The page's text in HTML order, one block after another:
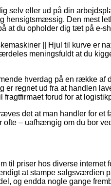
selv eller ud på din
hensigtsmæssig. Den mest
at du opholder dig tæt på e-
|| Hjul til kurve er
meningsfuldt at du
hverdag på en række af
er regnet ud fra at handlen
forud for at
det at man handler for et
– uafhængig om du bor
til priser hos diverse internet
at stampe salgsværdien
og endda nogle gange